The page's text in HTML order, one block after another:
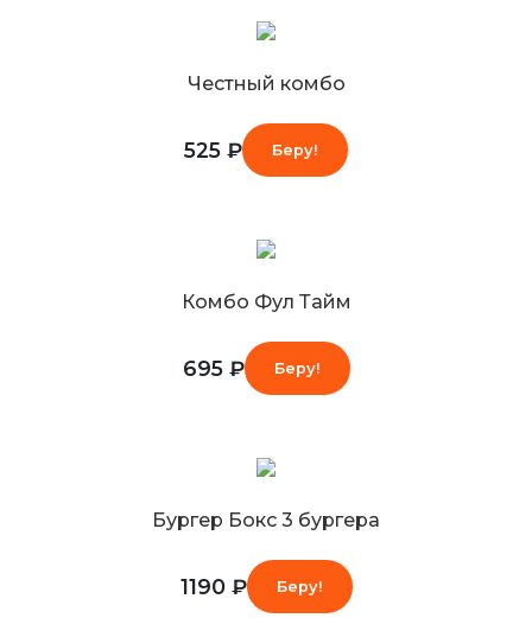
Честный комбо
525 ₽ Беру!
Комбо Фул Тайм
695 ₽ Беру!
Бургер Бокс 3 бургера
1190 ₽ Беру!